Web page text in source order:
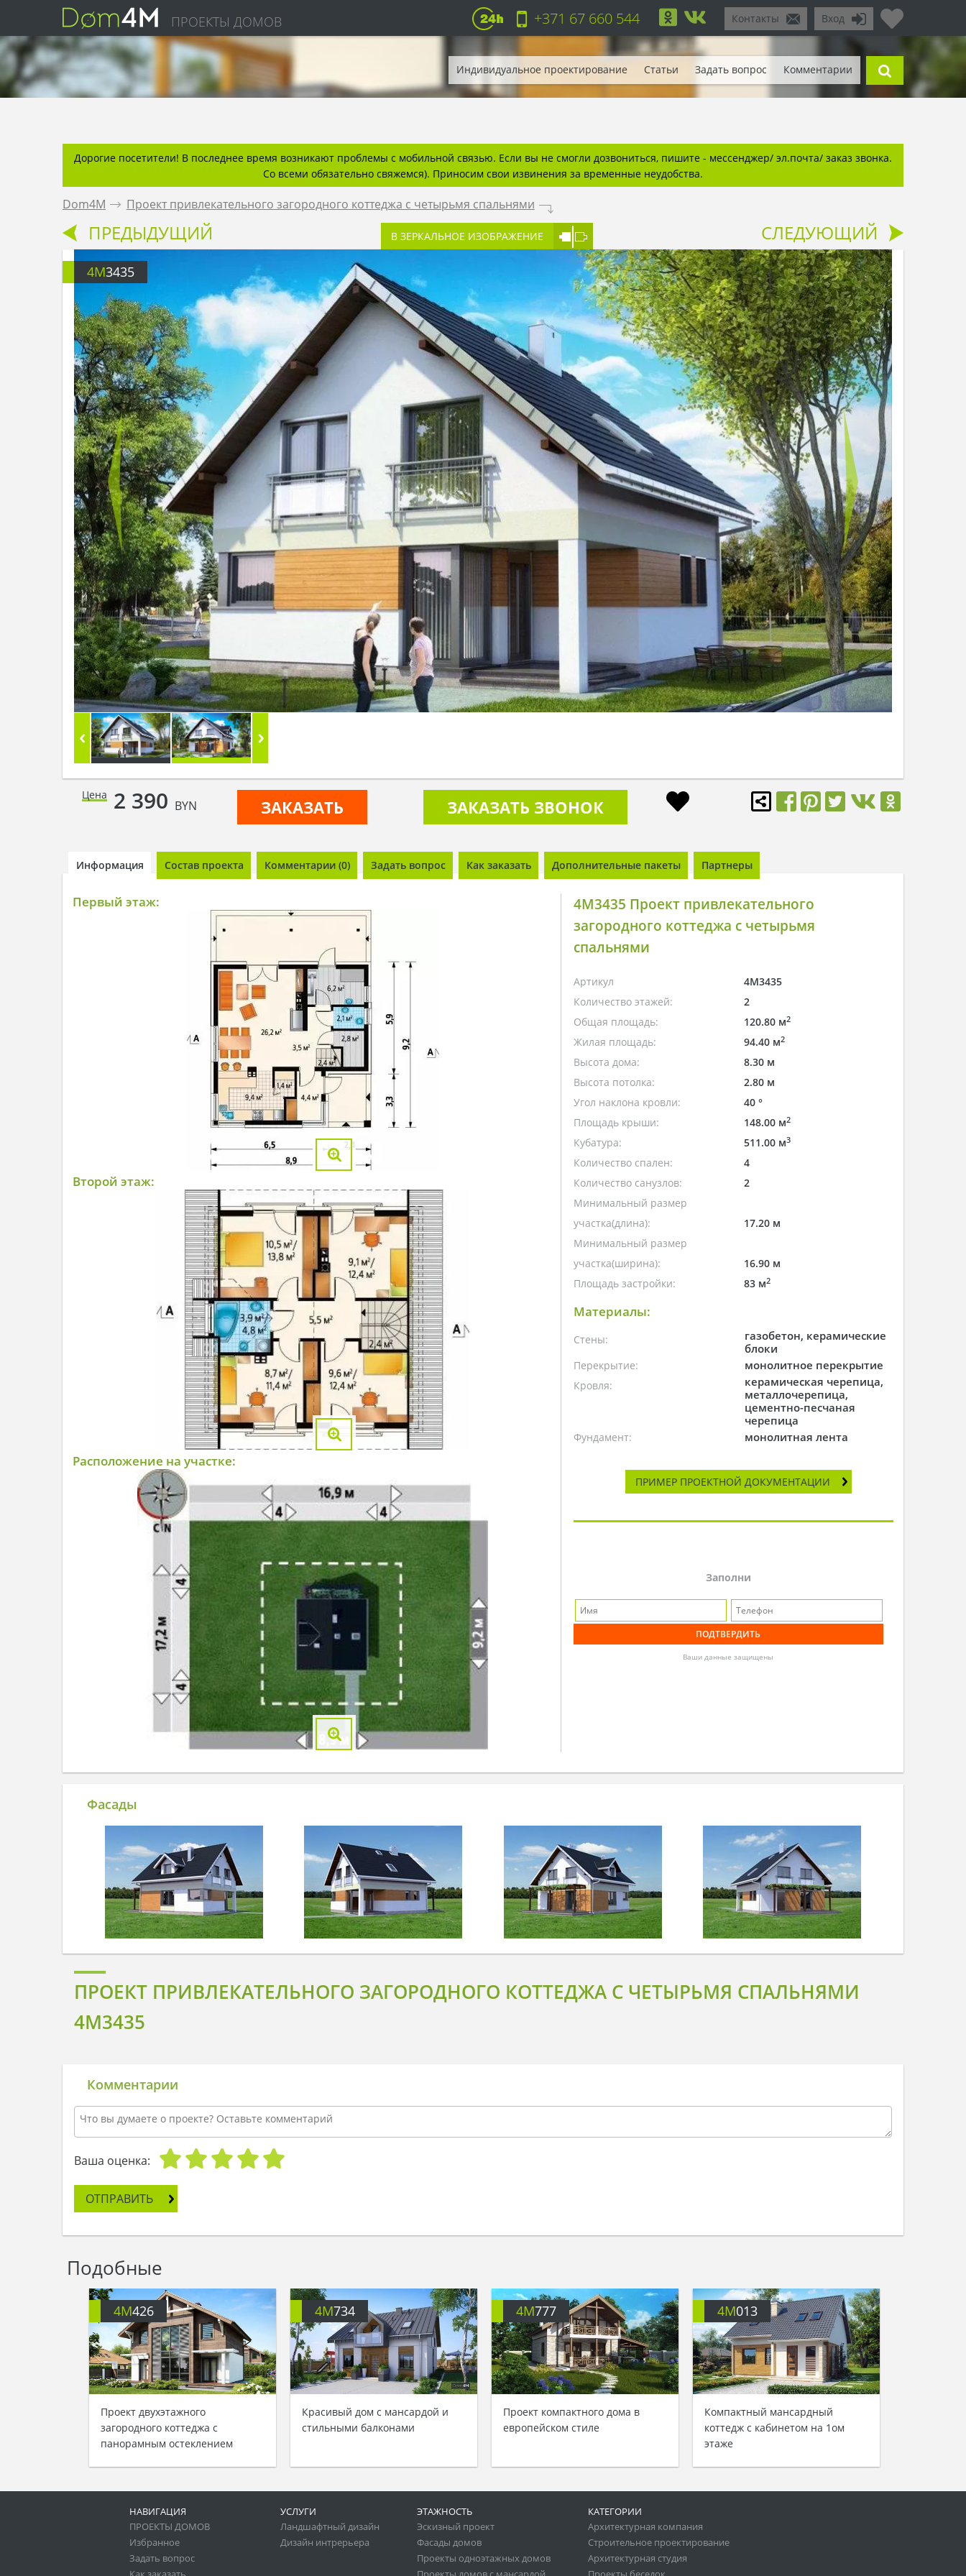
ПРОЕКТЫ ДОМОВ Вход
Контакты
+371 67 660 544
Индивидуальное проектирование Статьи Задать вопрос Комментарии
Дорогие посетители! В последнее время возникают проблемы с мобильной связью. Если вы не смогли дозвониться, пишите - мессенджер/ эл.почта/ заказ звонка.
Со всеми обязательно свяжемся). Приносим свои извинения за временные неудобства.
Dom4M . Проект привлекательного загородного коттеджа с четырьмя спальнями .
ПРЕДЫДУЩИЙ В ЗЕРКАЛЬНОЕ ИЗОБРАЖЕНИЕ СЛЕДУЮЩИЙ
4M3435
Цена 2 390 BYN ЗАКАЗАТЬ ЗАКАЗАТЬ ЗВОНОК
Информация Состав проекта Комментарии (0) Задать вопрос Как заказать Дополнительные пакеты Партнеры
Первый этаж:
Второй этаж:
Расположение на участке:
4M3435 Проект привлекательного
загородного коттеджа с четырьмя
спальнями
Артикул
4M3435
Количество этажей:
2
Общая площадь:
120.80 м2
Жилая площадь: 94.40 м2
Высота дома:
8.30 м
Высота потолка:
2.80 м
Угол наклона кровли:
40 °
Площадь крыши:
148.00 м2
Кубатура: 511.00 м3
Количество спален:
4
Количество санузлов:
2
Минимальный размер
участка(длина):
17.20 м
Минимальный размер
участка(ширина):
16.90 м
Площадь застройки:
83 м2
Материалы:
Стены:
газобетон, керамические
блоки
Перекрытие: монолитное перекрытие
Кровля:
керамическая черепица,
металлочерепица,
цементно-песчаная
черепица
Фундамент: монолитная лента
ПРИМЕР ПРОЕКТНОЙ ДОКУМЕНТАЦИИ
Заполни
Ваши данные защищены
Фасады
ПРОЕКТ ПРИВЛЕКАТЕЛЬНОГО ЗАГОРОДНОГО КОТТЕДЖА С ЧЕТЫРЬМЯ СПАЛЬНЯМИ
4M3435
Комментарии
Ваша оценка:
ОТПРАВИТЬ
Подобные
4M426
Проект двухэтажного
загородного коттеджа с
панорамным остеклением
4M734
Красивый дом с мансардой и
стильными балконами
4M777
Проект компактного дома в
европейском стиле
4M013
Компактный мансардный
коттедж с кабинетом на 1ом
этаже
НАВИГАЦИЯ
ПРОЕКТЫ ДОМОВ
Избранное
Задать вопрос
УСЛУГИ
Ландшафтный дизайн
Дизайн интрерьера
ЭТАЖНОСТЬ
Эскизный проект
Фасады домов
Проекты одноэтажных домов
КАТЕГОРИИ
Архитектурная компания
Строительное проектирование
Архитектурная студия